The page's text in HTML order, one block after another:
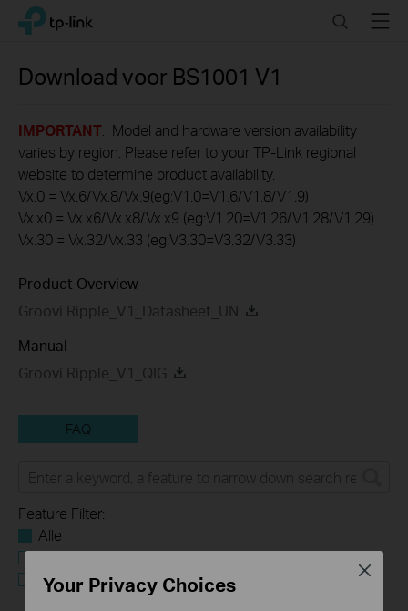
Click
navigation
TP-Link, Reliably Smart SearchMenu
Download voor BS1001 V1
IMPORTANT: Model and hardware version availability
varies by region. Please refer to your TP-Link regional
website to determine product availability.
Vx.0 = Vx.6/Vx.8/Vx.9(eg:V1.0=V1.6/V1.8/V1.9)
Vx.x0 = Vx.x6/Vx.x8/Vx.x9 (eg:V1.20=V1.26/V1.28/V1.29)
Vx.30 = Vx.32/Vx.33 (eg:V3.30=V3.32/V3.33)
Product Overview
Groovi Ripple_V1_Datasheet_UN
Manual
Groovi Ripple_V1_QIG
FAQ
Feature Filter:
Alle
Tapo Others
User Application Requirement
Your Privacy Choices
Close